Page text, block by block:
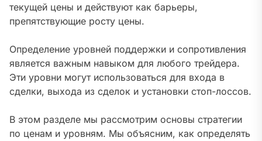
текущей цены и действуют как барьеры,
препятствующие росту цены.
Определение уровней поддержки и сопротивления
является важным навыком для любого трейдера.
Эти уровни могут использоваться для входа в
сделки, выхода из сделок и установки стоп-лоссов.
В этом разделе мы рассмотрим основы стратегии
по ценам и уровням. Мы объясним, как определять